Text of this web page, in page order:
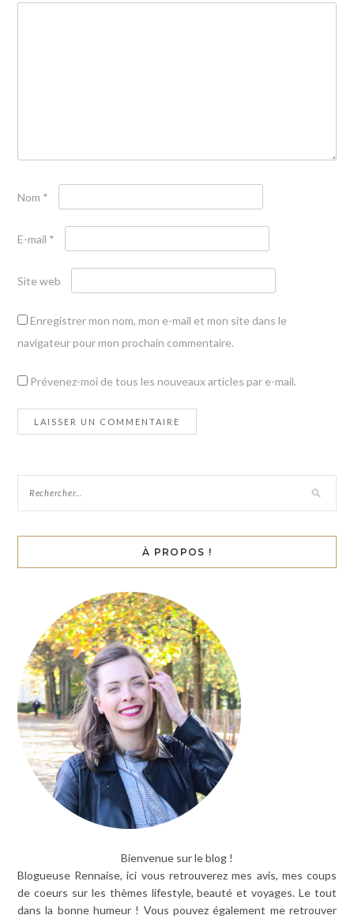
Nom *
E-mail *
Site web
Enregistrer mon nom, mon e-mail et mon site dans le
navigateur pour mon prochain commentaire.
Prévenez-moi de tous les nouveaux articles par e-mail.
À PROPOS !
Bienvenue sur le blog !
Blogueuse Rennaise, ici vous retrouverez mes avis, mes coups
de coeurs sur les thèmes lifestyle, beauté et voyages. Le tout
dans la bonne humeur ! Vous pouvez également me retrouver